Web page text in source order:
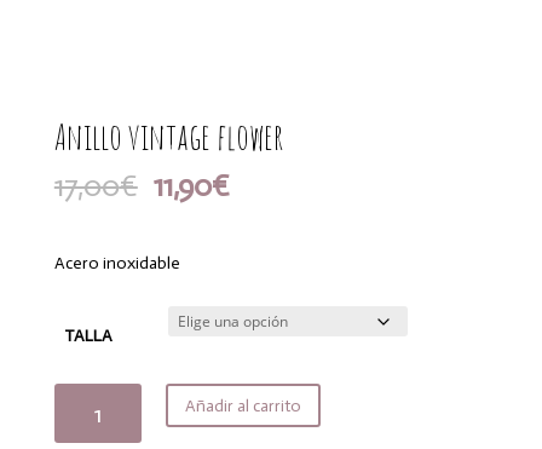
Anillo vintage flower
17,00€ El
precio
era:
11,90€El
Acero inoxidable
TALLA
vintage
Añadir al carrito